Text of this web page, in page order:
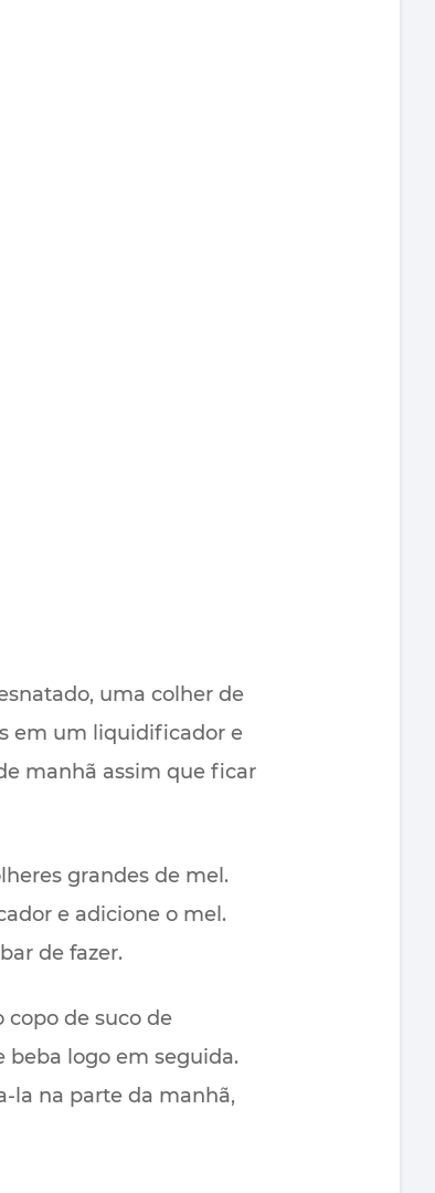
uma colher de
em um liquidificador e
manhã assim que ficar
grandes de mel.
e adicione o mel.
de fazer.
copo de suco de
beba logo em seguida.
la na parte da manhã,